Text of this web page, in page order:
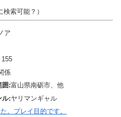
索可能？）
ア
155
係
囲:富山県南砺市、他
ル:ヤリマンギャル
。プレイ目的です。